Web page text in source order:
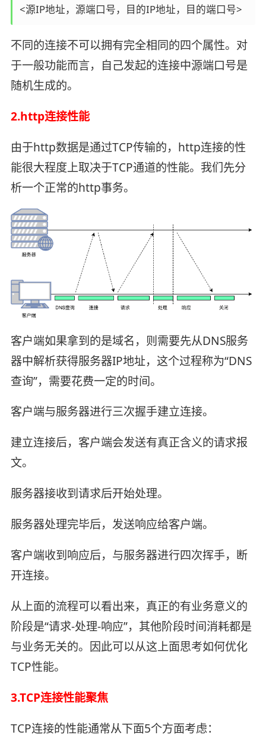
<源IP地址，源端口号，目的IP地址，目的端口号>
不同的连接不可以拥有完全相同的四个属性。对
于一般功能而言，自己发起的连接中源端口号是
随机生成的。
2.http连接性能
由于http数据是通过TCP传输的，http连接的性
能很大程度上取决于TCP通道的性能。我们先分
析一个正常的http事务。
客户端如果拿到的是域名，则需要先从DNS服务
器中解析获得服务器IP地址，这个过程称为“DNS
查询”，需要花费一定的时间。
客户端与服务器进行三次握手建立连接。
建立连接后，客户端会发送有真正含义的请求报
文。
服务器接收到请求后开始处理。
服务器处理完毕后，发送响应给客户端。
客户端收到响应后，与服务器进行四次挥手，断
开连接。
从上面的流程可以看出来，真正的有业务意义的
阶段是“请求-处理-响应”，其他阶段时间消耗都是
与业务无关的。因此可以从这上面思考如何优化
TCP性能。
3.TCP连接性能聚焦
TCP连接的性能通常从下面5个方面考虑：